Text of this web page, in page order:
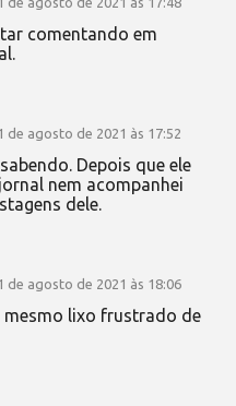
comentando em
de agosto de 2021 às 17:52
Depois que ele
nem acompanhei
dele.
de agosto de 2021 às 18:06
mesmo lixo frustrado de